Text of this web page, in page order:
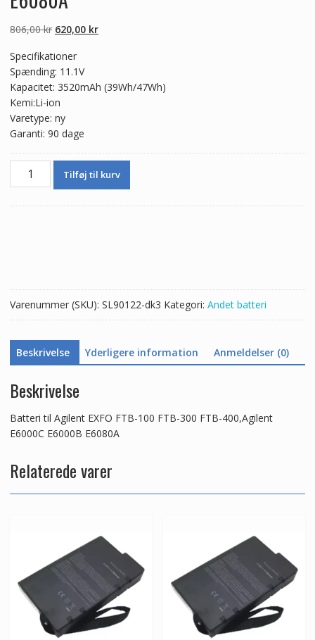
806,00kr Den
pris
var:
806,00 kr.
620,00 krDen
620,00 kr.
Specifikationer
Spænding: 11.1V
Kapacitet: 3520mAh (39Wh/47Wh)
Kemi:Li-ion
Varetype: ny
Garanti: 90 dage
Batteri
FTB-
400,Agilent
E6000C
E6000B
E6080A
antal
Tilføj til kurv
Varenummer (SKU): SL90122-dk3 Kategori: Andet batteri
Beskrivelse Yderligere information Anmeldelser (0)
Beskrivelse
Batteri til Agilent EXFO FTB-100 FTB-300 FTB-400,Agilent
E6000C E6000B E6080A
Relaterede varer